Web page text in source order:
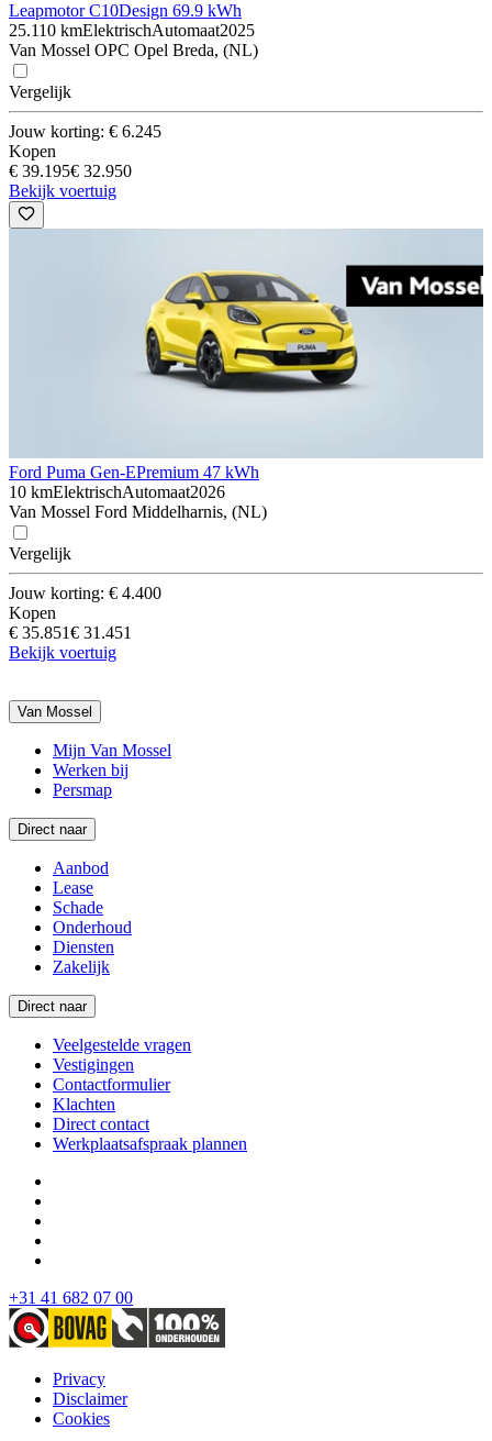
Leapmotor C10Design 69.9 kWh
25.110 kmElektrischAutomaat2025
Van Mossel OPC Opel Breda, (NL)
Vergelijk
Jouw korting: € 6.245
Kopen
€ 39.195€ 32.950
Bekijk voertuig
Ford Puma Gen-EPremium 47 kWh
10 kmElektrischAutomaat2026
Van Mossel Ford Middelharnis, (NL)
Vergelijk
Jouw korting: € 4.400
Kopen
€ 35.851€ 31.451
Bekijk voertuig
Van Mossel
Mijn Van Mossel
Werken bij
Persmap
Direct naar
Aanbod
Lease
Schade
Onderhoud
Diensten
Zakelijk
Direct naar
Veelgestelde vragen
Vestigingen
Contactformulier
Klachten
Direct contact
Werkplaatsafspraak plannen
+31 41 682 07 00
Privacy
Disclaimer
Cookies